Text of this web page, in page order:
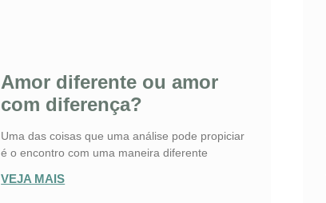
Amor diferente ou amor
com diferença?
Uma das coisas que uma análise pode propiciar
é o encontro com uma maneira diferente
VEJA MAIS